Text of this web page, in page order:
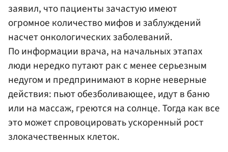
заявил, что пациенты зачастую имеют
огромное количество мифов и заблуждений
насчет онкологических заболеваний.
По информации врача, на начальных этапах
люди нередко путают рак с менее серьезным
недугом и предпринимают в корне неверные
действия: пьют обезболивающее, идут в баню
или на массаж, греются на солнце. Тогда как все
это может спровоцировать ускоренный рост
злокачественных клеток.